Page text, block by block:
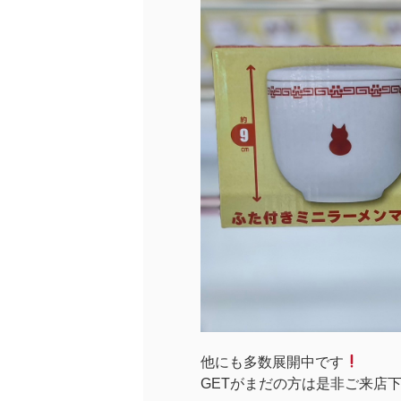
他にも多数展開中です
GETがまだの方は是非ご来店